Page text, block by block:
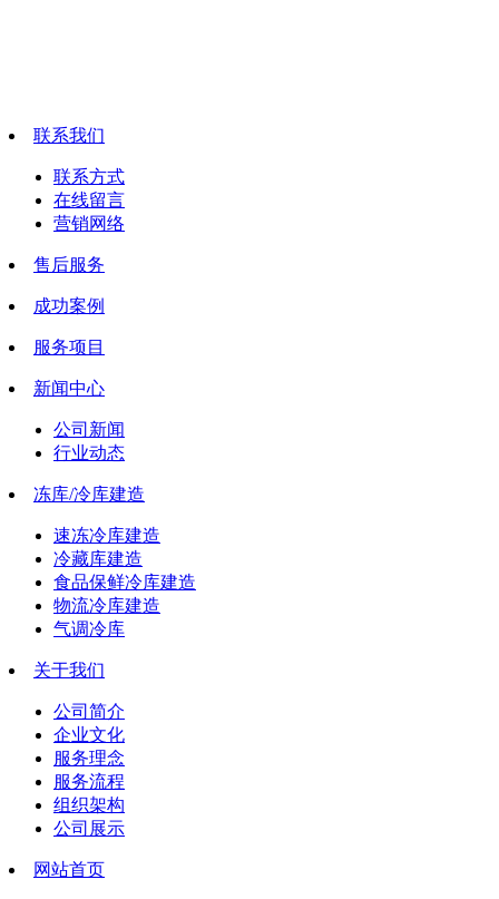
联系我们
联系方式
在线留言
营销网络
售后服务
成功案例
服务项目
新闻中心
公司新闻
行业动态
冻库/冷库建造
速冻冷库建造
冷藏库建造
食品保鲜冷库建造
物流冷库建造
气调冷库
关于我们
公司简介
企业文化
服务理念
服务流程
组织架构
公司展示
网站首页